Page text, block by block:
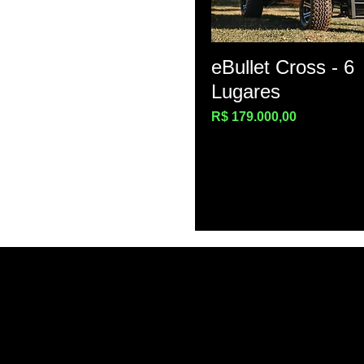
eBullet Cross - 6
Lugares
Preço
R$ 179.000,00